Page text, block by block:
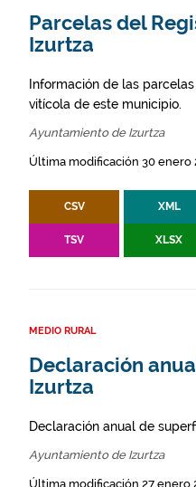
Parcelas del
Izurtza
Información de las
vitícola de este municipio.
Ayuntamiento de Izurtza
Última modificación 30 enero
CSV XML
TSV XLSX
MEDIO RURAL
Declaración
Izurtza
Declaración anual de
Ayuntamiento de Izurtza
Última modificación 27 enero